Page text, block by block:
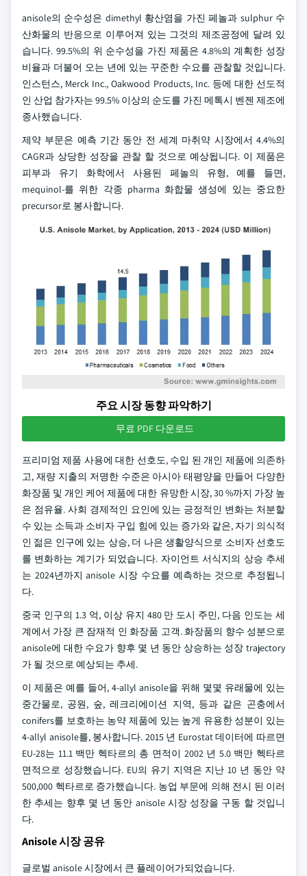
anisole의 순수성은 dimethyl 황산염을 가진 페놀과 sulphur 수
산화물의 반응으로 이루어져 있는 그것의 제조공정에 달려 있
습니다. 99.5%의 위 순수성을 가진 제품은 4.8%의 계획한 성장
비율과 더불어 오는 년에 있는 꾸준한 수요를 관찰할 것입니다.
인스턴스, Merck Inc., Oakwood Products, Inc. 등에 대한 선도적
인 산업 참가자는 99.5% 이상의 순도를 가진 메톡시 벤젠 제조에
종사했습니다.
제약 부문은 예측 기간 동안 전 세계 마취약 시장에서 4.4%의
CAGR과 상당한 성장을 관찰 할 것으로 예상됩니다. 이 제품은
피부과 유기 화학에서 사용된 페놀의 유형, 예를 들면,
mequinol-를 위한 각종 pharma 화합물 생성에 있는 중요한
precursor로 봉사합니다.
주요 시장 동향 파악하기
무료 PDF 다운로드
프리미엄 제품 사용에 대한 선호도, 수입 된 개인 제품에 의존하
고, 재량 지출의 저명한 수준은 아시아 태평양을 만들어 다양한
화장품 및 개인 케어 제품에 대한 유망한 시장, 30 %까지 가장 높
은 점유율. 사회 경제적인 요인에 있는 긍정적인 변화는 처분할
수 있는 소득과 소비자 구입 힘에 있는 증가와 같은, 자기 의식적
인 젊은 인구에 있는 상승, 더 나은 생활양식으로 소비자 선호도
를 변화하는 계기가 되었습니다. 자이언트 서식지의 상승 추세
는 2024년까지 anisole 시장 수요를 예측하는 것으로 추정됩니
다.
중국 인구의 1.3 억, 이상 유지 480 만 도시 주민, 다음 인도는 세
계에서 가장 큰 잠재적 인 화장품 고객. 화장품의 향수 성분으로
anisole에 대한 수요가 향후 몇 년 동안 상승하는 성장 trajectory
가 될 것으로 예상되는 추세.
이 제품은 예를 들어, 4-allyl anisole을 위해 몇몇 유래물에 있는
중간물로, 공원, 숲, 레크리에이션 지역, 등과 같은 곤충에서
conifers를 보호하는 농약 제품에 있는 높게 유용한 성분이 있는
4-allyl anisole를, 봉사합니다. 2015 년 Eurostat 데이터에 따르면
EU-28는 11.1 백만 헥타르의 총 면적이 2002 년 5.0 백만 헥타르
면적으로 성장했습니다. EU의 유기 지역은 지난 10 년 동안 약
500,000 헥타르로 증가했습니다. 농업 부문에 의해 전시 된 이러
한 추세는 향후 몇 년 동안 anisole 시장 성장을 구동 할 것입니
다.
Anisole 시장 공유
글로벌 anisole 시장에서 큰 플레이어가되었습니다.